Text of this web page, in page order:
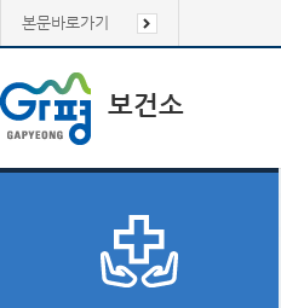
본문바로가기
보건소